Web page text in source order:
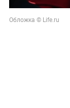
Обложка © Life.ru